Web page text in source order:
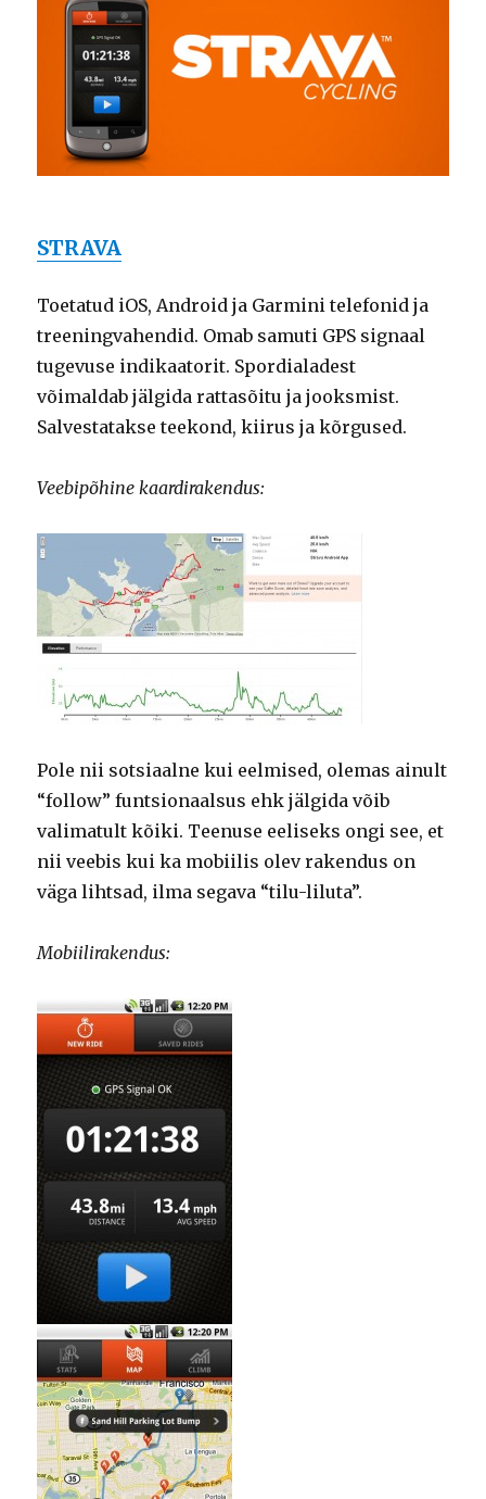
STRAVA
Toetatud iOS, Android ja Garmini telefonid ja
treeningvahendid. Omab samuti GPS signaal
tugevuse indikaatorit. Spordialadest
võimaldab jälgida rattasõitu ja jooksmist.
Salvestatakse teekond, kiirus ja kõrgused.
Veebipõhine kaardirakendus:
Pole nii sotsiaalne kui eelmised, olemas ainult
“follow” funtsionaalsus ehk jälgida võib
valimatult kõiki. Teenuse eeliseks ongi see, et
nii veebis kui ka mobiilis olev rakendus on
väga lihtsad, ilma segava “tilu-liluta”.
Mobiilirakendus: